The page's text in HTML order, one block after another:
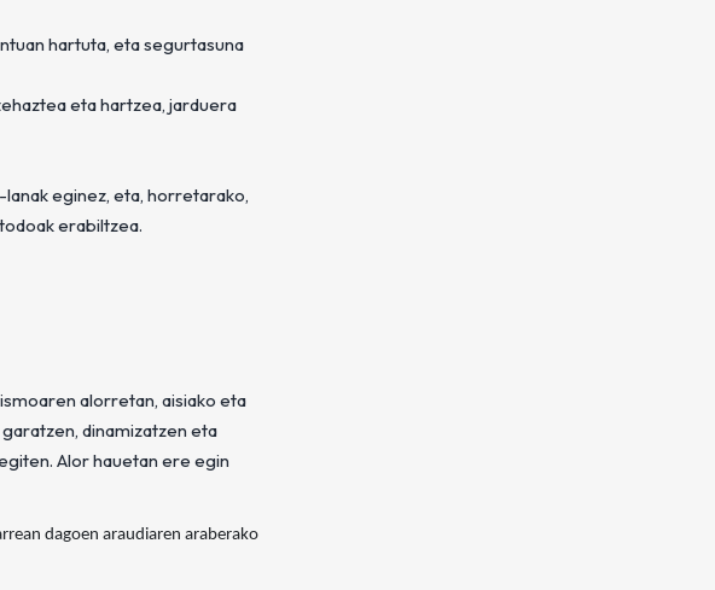
hartuta, eta segurtasuna
eta hartzea, jarduera
eginez, eta, horretarako,
erabiltzea.
alorretan, aisiako eta
dinamizatzen eta
Alor hauetan ere egin
dagoen araudiaren araberako